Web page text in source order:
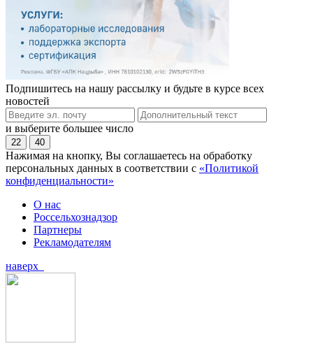
Подпишитесь на нашу рассылку и будьте в курсе всех
новостей
и выберите большее число
22 40
Нажимая на кнопку, Вы соглашаетесь на обработку
персональных данных в соответствии с «Политикой
конфиденциальности»
О нас
Россельхознадзор
Партнеры
Рекламодателям
наверх